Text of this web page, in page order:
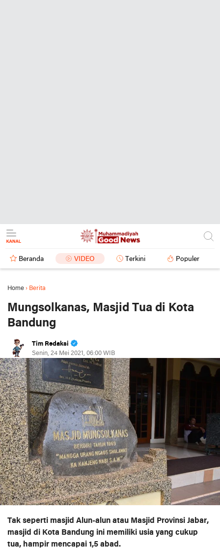
Beranda VIDEO Terkini Populer
Home › Berita
Mungsolkanas, Masjid Tua di Kota
Bandung
Tim Redaksi
Senin, 24 Mei 2021, 06:00 WIB
Tak seperti masjid Alun-alun atau Masjid Provinsi Jabar,
masjid di Kota Bandung ini memiliki usia yang cukup
tua, hampir mencapai 1,5 abad.